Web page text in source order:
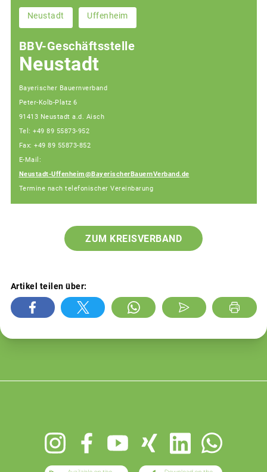
Neustadt Uffenheim
BBV-Geschäftsstelle
Neustadt
Bayerischer Bauernverband
Peter-Kolb-Platz 6
91413 Neustadt a.d. Aisch
Tel: +49 89 55873-952
Fax: +49 89 55873-852
E-Mail:
Neustadt-Uffenheim@BayerischerBauernVerband.de
Termine nach telefonischer Vereinbarung
ZUM KREISVERBAND
Artikel teilen über: